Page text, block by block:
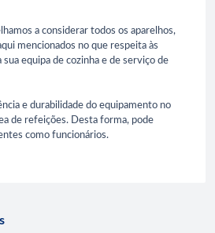
a considerar todos os aparelhos,
mencionados no que respeita às
sua equipa de cozinha e de serviço de
e durabilidade do equipamento no
de refeições. Desta forma, pode
como funcionários.